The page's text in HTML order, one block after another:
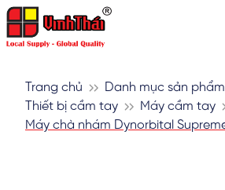
Trang chủ
Danh mục sản phẩm
Thiết bị cầm tay
Máy cầm tay